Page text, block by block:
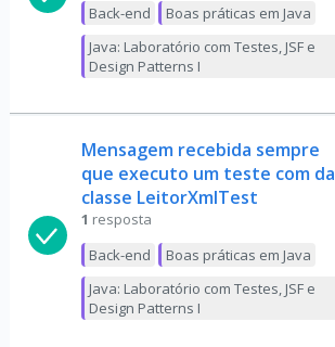
Back-end
Boas práticas em Java
Java: Laboratório com Testes, JSF e
Design Patterns I
Mensagem recebida sempre
que executo um teste com da
classe LeitorXmlTest
1 resposta
Back-end
Boas práticas em Java
Java: Laboratório com Testes, JSF e
Design Patterns I